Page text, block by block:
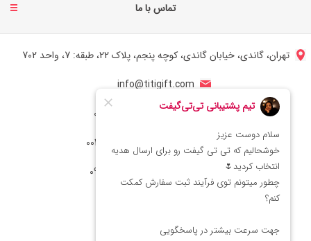
تماس با ما
تهران، گاندی، خیابان گاندی، کوچه پنجم، پلاک 22، طبقه: 7، واحد 702
info@titigift.com
شماره تماس ایران: 02166066403
شماره تماس آمریکا: 0014088054942